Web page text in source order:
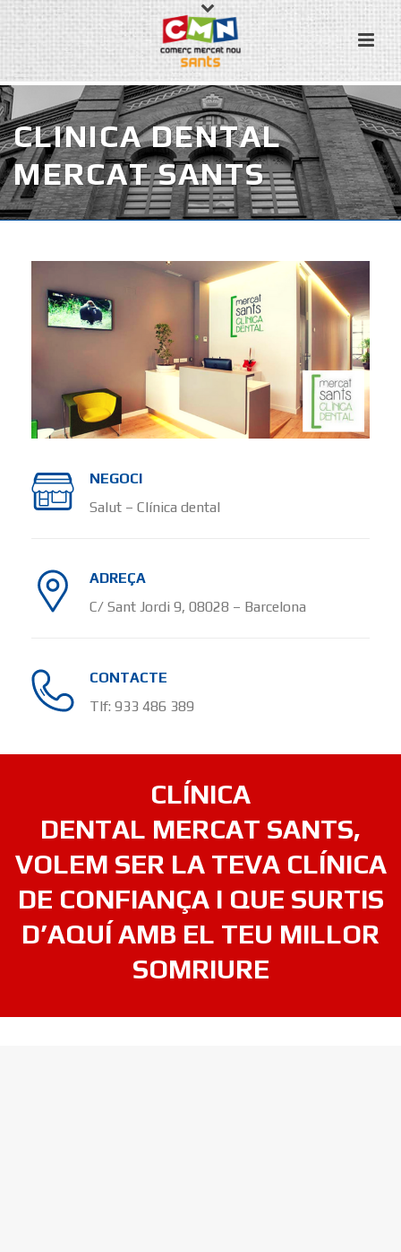
CLINICA DENTAL
MERCAT SANTS
NEGOCI
Salut – Clínica dental
ADREÇA
C/ Sant Jordi 9, 08028 – Barcelona
CONTACTE
Tlf: 933 486 389
CLÍNICA
DENTAL MERCAT SANTS,
VOLEM SER LA TEVA CLÍNICA
DE CONFIANÇA I QUE SURTIS
D’AQUÍ AMB EL TEU MILLOR
SOMRIURE